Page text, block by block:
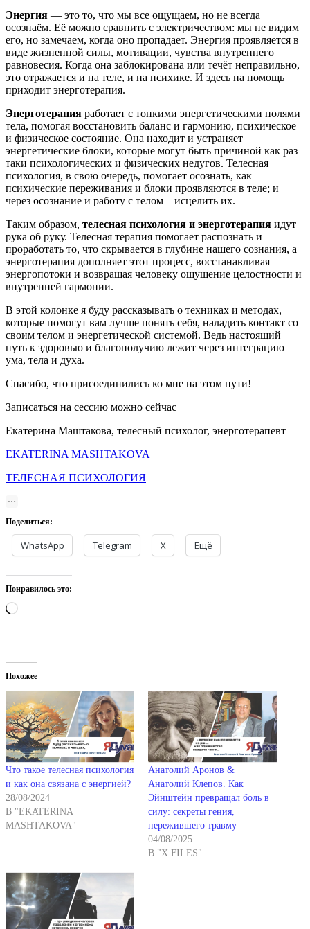
Энергия — это то, что мы все ощущаем, но не всегда
осознаём. Её можно сравнить с электричеством: мы не видим
его, но замечаем, когда оно пропадает. Энергия проявляется в
виде жизненной силы, мотивации, чувства внутреннего
равновесия. Когда она заблокирована или течёт неправильно,
это отражается и на теле, и на психике. И здесь на помощь
приходит энерготерапия.
Энерготерапия работает с тонкими энергетическими полями
тела, помогая восстановить баланс и гармонию, психическое
и физическое состояние. Она находит и устраняет
энергетические блоки, которые могут быть причиной как раз
таки психологических и физических недугов. Телесная
психология, в свою очередь, помогает осознать, как
психические переживания и блоки проявляются в теле; и
через осознание и работу с телом – исцелить их.
Таким образом, телесная психология и энерготерапия идут
рука об руку. Телесная терапия помогает распознать и
проработать то, что скрывается в глубине нашего сознания, а
энерготерапия дополняет этот процесс, восстанавливая
энергопотоки и возвращая человеку ощущение целостности и
внутренней гармонии.
В этой колонке я буду рассказывать о техниках и методах,
которые помогут вам лучше понять себя, наладить контакт со
своим телом и энергетической системой. Ведь настоящий
путь к здоровью и благополучию лежит через интеграцию
ума, тела и духа.
Спасибо, что присоединились ко мне на этом пути!
Записаться на сессию можно сейчас
Екатерина Маштакова, телесный психолог, энерготерапевт
EKATERINA MASHTAKOVA
ТЕЛЕСНАЯ ПСИХОЛОГИЯ
Поделиться:
WhatsApp Telegram X Ещё
Понравилось это:
Загрузка…
Похожее
Что такое телесная психология
и как она связана с энергией?
28/08/2024
В "EKATERINA
MASHTAKOVA"
Анатолий Аронов &
Анатолий Клепов. Как
Эйнштейн превращал боль в
силу: секреты гения,
пережившего травму
04/08/2025
В "X FILES"